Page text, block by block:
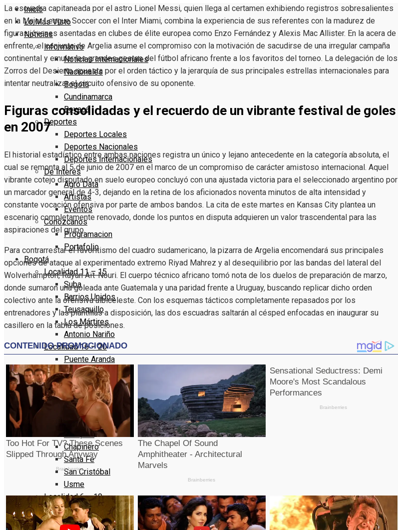
Inicio
Lo Más Visto
Noticias
Informativo
Noticias Internacionales
Nacionales
Bogotá
Cundinamarca
Boyacá
Deportes
Deportes Locales
Deportes Nacionales
Deportes Internacionales
De Interés
Agro Data
Artistas
Eventos
Conózcanos
Programacion
Portafolio
Bogotá
Localidad 11 – 15
Suba
Barrios Unidos
Teusaquillo
Los Mártires
Antonio Nariño
Localidad 16 – 20
Puente Aranda
La Candelaria
Rafael Uribe Uribe
Ciudad Bolivar
Sumapaz
Localidad 1 – 5
Usaquen
Chapinero
Santa Fe
San Cristóbal
Usme
Localidad 6 – 10
Tunjuelito
Bosa
La escuadra capitaneada por el astro Lionel Messi, quien llega al certamen exhibiendo registros sobresalientes
en la Major League Soccer con el Inter Miami, combina la experiencia de sus referentes con la madurez de
figuras jóvenes asentadas en clubes de élite europea como Enzo Fernández y Alexis Mac Allister. En la acera de
enfrente, el conjunto de Argelia asume el compromiso con la motivación de sacudirse de una irregular campaña
continental y emular las grandes gestas del fútbol africano frente a los favoritos del torneo. La delegación de los
Zorros del Desierto apuesta por el orden táctico y la jerarquía de sus principales estrellas internacionales para
intentar neutralizar el circuito ofensivo de su oponente.
Figuras consolidadas y el recuerdo de un vibrante festival de goles
en 2007
El historial estadístico entre ambas naciones registra un único y lejano antecedente en la categoría absoluta, el
cual se remonta al 5 de junio de 2007 en el marco de un compromiso de carácter amistoso internacional. Aquel
vibrante cotejo disputado en suelo europeo concluyó con una ajustada victoria para el seleccionado argentino por
un marcador general de 4-3, dejando en la retina de los aficionados noventa minutos de alta intensidad y
constante vocación ofensiva por parte de ambos bandos. La cita de este martes en Kansas City plantea un
escenario completamente renovado, donde los puntos en disputa adquieren un valor trascendental para las
aspiraciones del grupo.
Para contrarrestar el favoritismo del cuadro sudamericano, la pizarra de Argelia encomendará sus principales
opciones de ataque al experimentado extremo Riyad Mahrez y al desequilibrio por las bandas del lateral del
Wolverhampton, Rayan Aït-Nouri. El cuerpo técnico africano tomó nota de los duelos de preparación de marzo,
donde sumaron una goleada ante Guatemala y una paridad frente a Uruguay, buscando replicar dicho orden
colectivo ante la ofensiva albiceleste. Con los esquemas tácticos completamente repasados por los
entrenadores y las plantillas a disposición, las dos escuadras saltarán al césped enfocadas en inaugurar su
casillero en la tabla de posiciones.